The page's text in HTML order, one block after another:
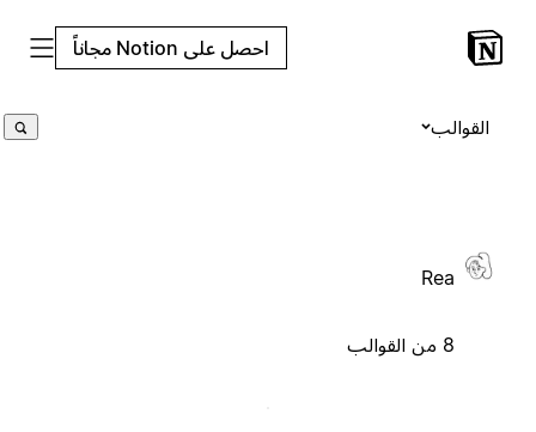
احصل على Notion مجاناً
القوالب
Rea